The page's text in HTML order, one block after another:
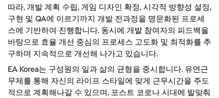
따라, 개발 계획 수립, 게임 디자인 확정, 시각적 방향성 설정,
구현 및 QA에 이르기까지 개발 전과정을 명문화된 프로세
스에 기반하여 진행합니다. 동시에 개발 참여자의 피드백을
바탕으로 효율 개선 중심의 프로세스 고도화 및 최적화를 추
구하며 지속적으로 개선해 나가고 있습니다.
EA Korea는 구성원의 일과 삶의 균형을 중시합니다. 유연근
무제를 통해 자신의 라이프 스타일에 맞게 근무시간을 주도
적으로 계획해나갈 수 있으며, 포스트 코로나 시대에 발맞춰